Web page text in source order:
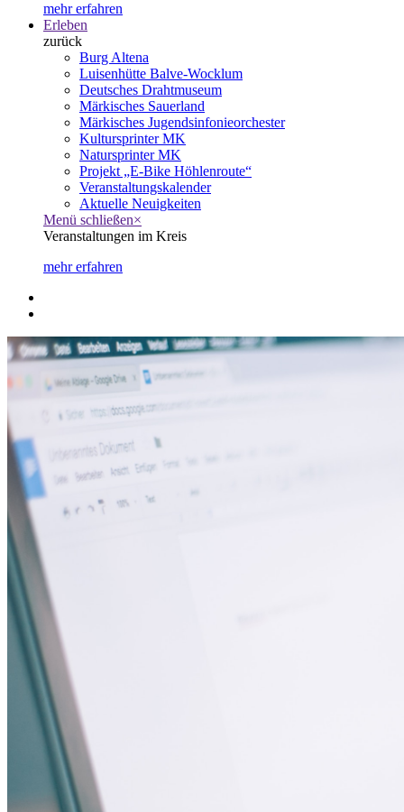
mehr erfahren
Erleben
zurück
Burg Altena
Luisenhütte Balve-Wocklum
Deutsches Drahtmuseum
Märkisches Sauerland
Märkisches Jugendsinfonieorchester
Kultursprinter MK
Natursprinter MK
Projekt „E-Bike Höhlenroute“
Veranstaltungskalender
Aktuelle Neuigkeiten
Menü schließen×
Veranstaltungen im Kreis
mehr erfahren